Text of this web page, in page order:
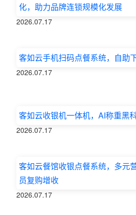
化，助力品牌连锁规模化发展
2026.07.17
客如云手机扫码点餐系统，自助
2026.07.17
客如云收银机一体机，AI称重黑
2026.07.17
客如云餐馆收银点餐系统，多元
员复购增收
2026.07.17